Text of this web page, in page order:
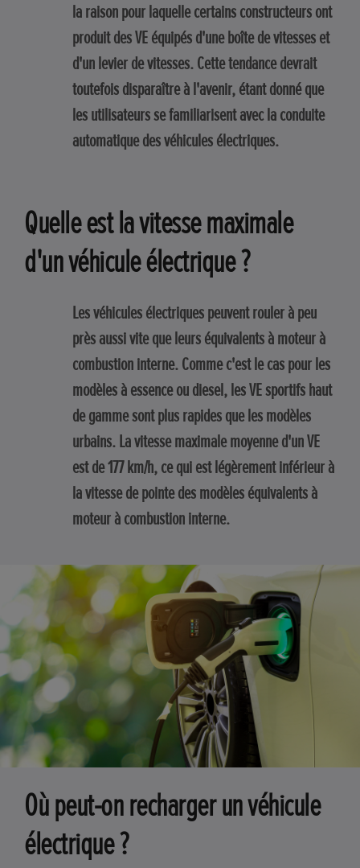
la raison pour laquelle certains constructeurs ont
produit des VE équipés d'une boîte de vitesses et
d'un levier de vitesses. Cette tendance devrait
toutefois disparaître à l'avenir, étant donné que
les utilisateurs se familiarisent avec la conduite
automatique des véhicules électriques.
Quelle est la vitesse maximale
d'un véhicule électrique ?
Les véhicules électriques peuvent rouler à peu
près aussi vite que leurs équivalents à moteur à
combustion interne. Comme c'est le cas pour les
modèles à essence ou diesel, les VE sportifs haut
de gamme sont plus rapides que les modèles
urbains. La vitesse maximale moyenne d'un VE
est de 177 km/h, ce qui est légèrement inférieur à
la vitesse de pointe des modèles équivalents à
moteur à combustion interne.
Où peut-on recharger un véhicule
électrique ?